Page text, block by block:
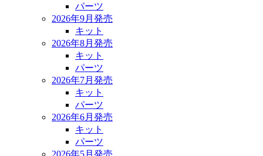
パーツ
2026年9月発売
キット
2026年8月発売
キット
パーツ
2026年7月発売
キット
パーツ
2026年6月発売
キット
パーツ